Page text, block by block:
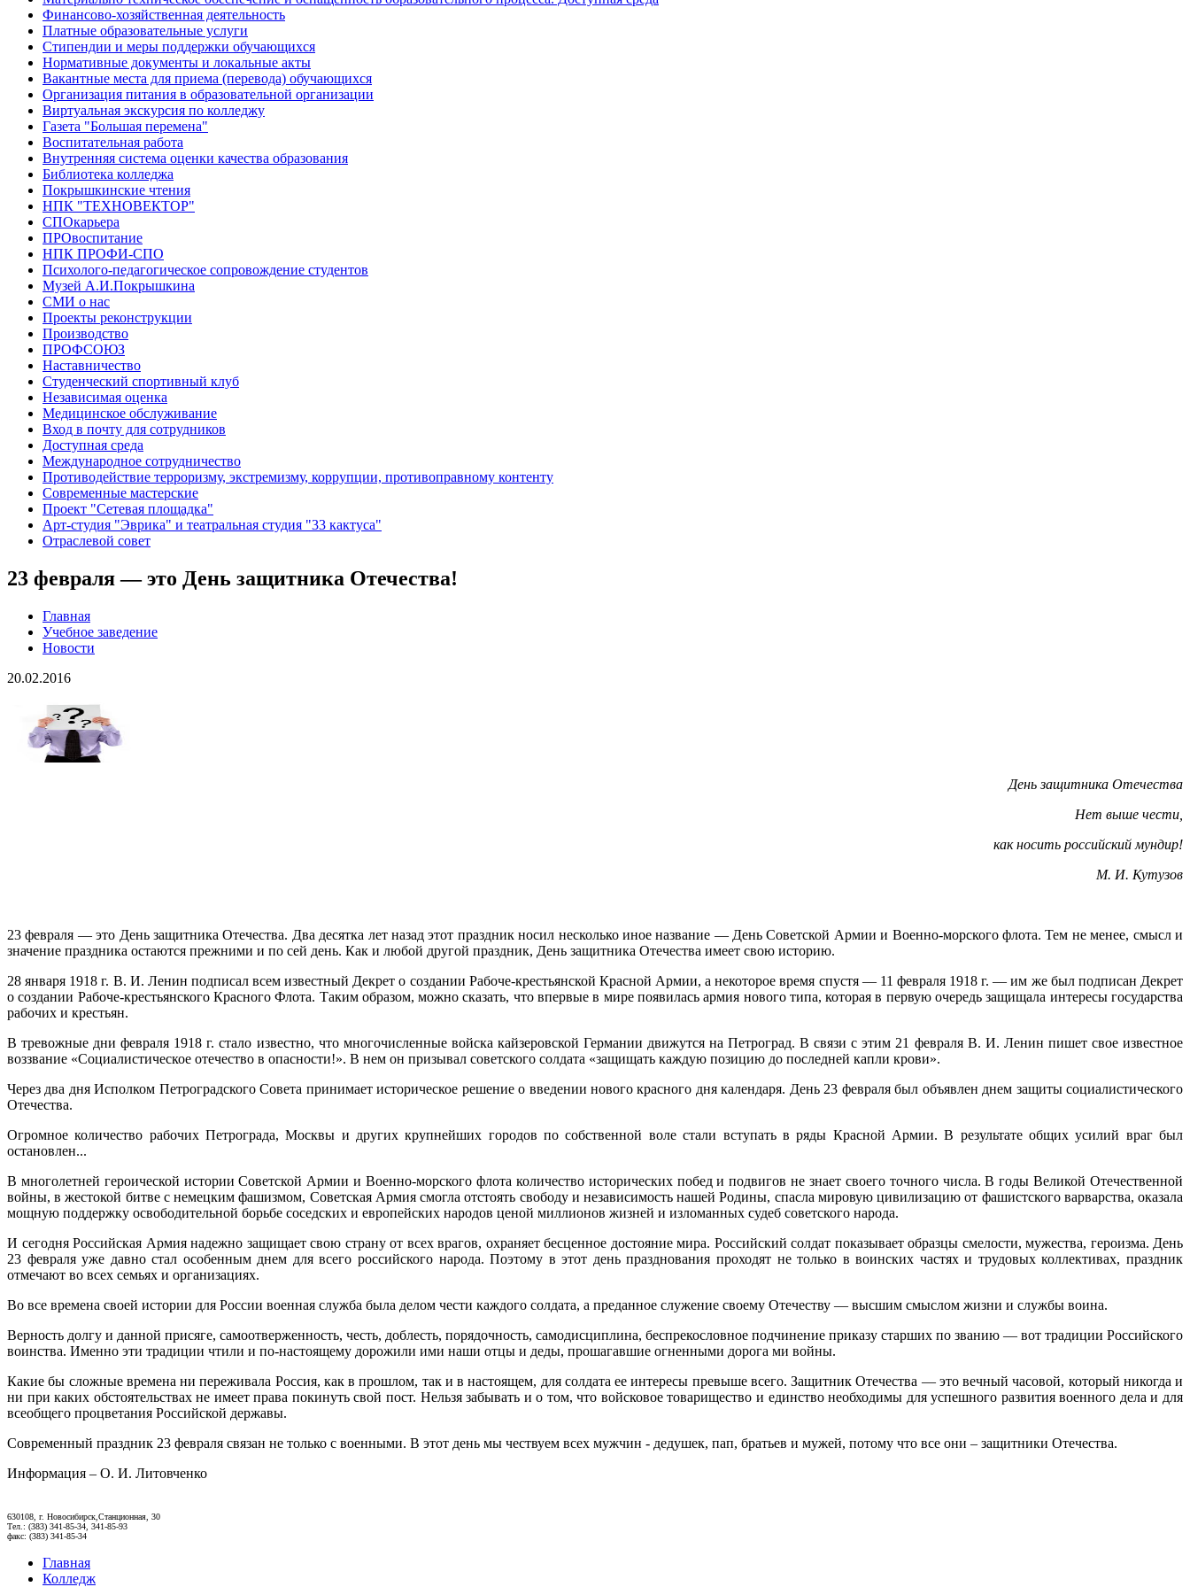
Финансово-хозяйственная деятельность
Платные образовательные услуги
Стипендии и меры поддержки обучающихся
Нормативные документы и локальные акты
Вакантные места для приема (перевода) обучающихся
Организация питания в образовательной организации
Виртуальная экскурсия по колледжу
Газета "Большая перемена"
Воспитательная работа
Внутренняя система оценки качества образования
Библиотека колледжа
Покрышкинские чтения
НПК "ТЕХНОВЕКТОР"
СПОкарьера
ПРОвоспитание
НПК ПРОФИ-СПО
Психолого-педагогическое сопровождение студентов
Музей А.И.Покрышкина
СМИ о нас
Проекты реконструкции
Производство
ПРОФСОЮЗ
Наставничество
Студенческий спортивный клуб
Независимая оценка
Медицинское обслуживание
Вход в почту для сотрудников
Доступная среда
Международное сотрудничество
Противодействие терроризму, экстремизму, коррупции, противоправному контенту
Современные мастерские
Проект "Сетевая площадка"
Арт-студия "Эврика" и театральная студия "33 кактуса"
Отраслевой совет
23 февраля — это День защитника Отечества!
Главная
Учебное заведение
Новости
20.02.2016
День защитника Отечества
Нет выше чести,
как носить российский мундир!
М. И. Кутузов
23 февраля — это День защитника Отечества. Два десятка лет назад этот праздник носил несколько иное название — День Советской Армии и Военно-морского флота. Тем не менее, смысл и
значение праздника остаются прежними и по сей день. Как и любой другой праздник, День защитника Отечества имеет свою историю.
28 января 1918 г. В. И. Ленин подписал всем известный Декрет о создании Рабоче-крестьянской Красной Армии, а некоторое время спустя — 11 февраля 1918 г. — им же был подписан Декрет
о создании Рабоче-крестьянского Красного Флота. Таким образом, можно сказать, что впервые в мире появилась армия нового типа, которая в первую очередь защищала интересы государства
рабочих и крестьян.
В тревожные дни февраля 1918 г. стало известно, что многочисленные войска кайзеровской Германии движутся на Петроград. В связи с этим 21 февраля В. И. Ленин пишет свое известное
воззвание «Социалистическое отечество в опасности!». В нем он призывал советского солдата «защищать каждую позицию до последней капли крови».
Через два дня Исполком Петроградского Совета принимает историческое решение о введении нового красного дня календаря. День 23 февраля был объявлен днем защиты социалистического
Отечества.
Огромное количество рабочих Петрограда, Москвы и других крупнейших городов по собственной воле стали вступать в ряды Красной Армии. В результате общих усилий враг был
остановлен...
В многолетней героической истории Советской Армии и Военно-морского флота количество исторических побед и подвигов не знает своего точного числа. В годы Великой Отечественной
войны, в жестокой битве с немецким фашизмом, Советская Армия смогла отстоять свободу и независимость нашей Родины, спасла мировую цивилизацию от фашистского варварства, оказала
мощную поддержку освободительной борьбе соседских и европейских народов ценой миллионов жизней и изломанных судеб советского народа.
И сегодня Российская Армия надежно защищает свою страну от всех врагов, охраняет бесценное достояние мира. Российский солдат показывает образцы смелости, мужества, героизма. День
23 февраля уже давно стал особенным днем для всего российского народа. Поэтому в этот день празднования проходят не только в воинских частях и трудовых коллективах, праздник
отмечают во всех семьях и организациях.
Во все времена своей истории для России военная служба была делом чести каждого солдата, а преданное служение своему Отечеству — высшим смыслом жизни и службы воина.
Верность долгу и данной присяге, самоотверженность, честь, доблесть, порядочность, самодисциплина, беспрекословное подчинение приказу старших по званию — вот традиции Российского
воинства. Именно эти традиции чтили и по-настоящему дорожили ими наши отцы и деды, прошагавшие огненными дорога ми войны.
Какие бы сложные времена ни переживала Россия, как в прошлом, так и в настоящем, для солдата ее интересы превыше всего. Защитник Отечества — это вечный часовой, который никогда и
ни при каких обстоятельствах не имеет права покинуть свой пост. Нельзя забывать и о том, что войсковое товарищество и единство необходимы для успешного развития военного дела и для
всеобщего процветания Российской державы.
Современный праздник 23 февраля связан не только с военными. В этот день мы чествуем всех мужчин - дедушек, пап, братьев и мужей, потому что все они – защитники Отечества.
Информация – О. И. Литовченко
630108, г. Новосибирск,Станционная, 30
Тел.: (383) 341-85-34, 341-85-93
факс: (383) 341-85-34
Главная
Колледж